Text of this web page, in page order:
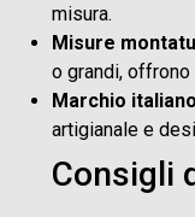
misura.
Misure
o grandi, offrono
Marchio italiano
artigianale e
Consigli